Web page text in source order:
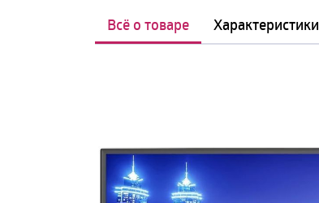
Всё о товаре Характеристики